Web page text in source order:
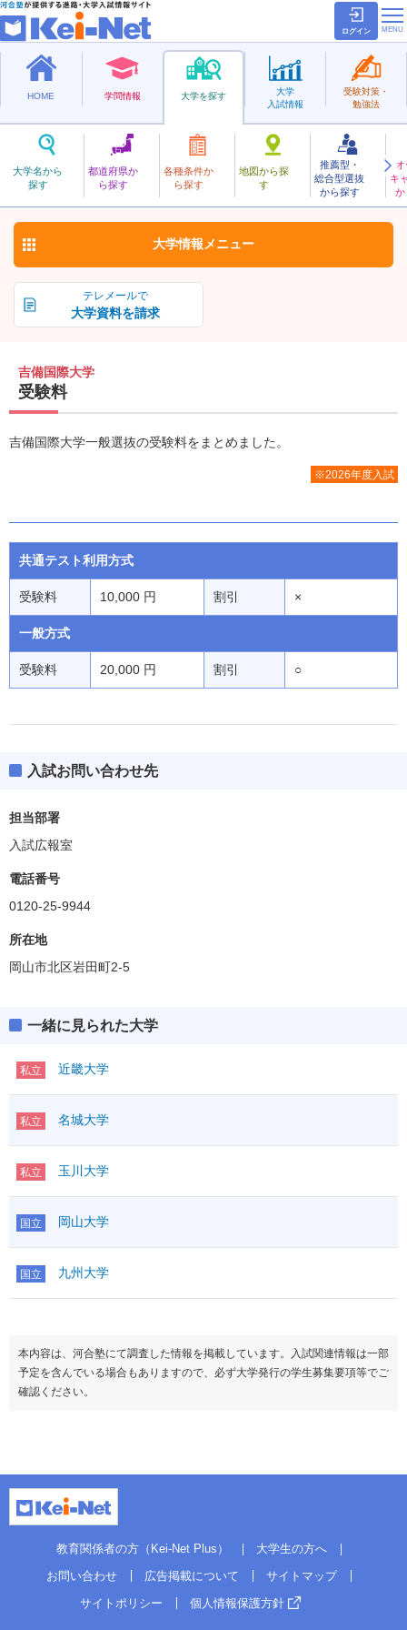
ログイン
HOME 学問情報 大学を探す
大学名から
探す
都道府県か
ら探す
各種条件か
ら探す
地図から探
す
推薦型・
総合型選抜
から探す
キ
か
大学
入試情報
受験対策・
勉強法
私立
きびこくさい
吉備国際大学 お気に入り
テレメールで
大学資料を請求
大学情報 メニュー
吉備国際大学
受験料
吉備国際大学一般選抜の受験料をまとめました。
※2026年度入試
共通テスト利用方式
受験料 10,000 円 割引 ×
一般方式
受験料 20,000 円 割引 ○
入試お問い合わせ先
担当部署
入試広報室
電話番号
0120-25-9944
所在地
岡山市北区岩田町2-5
一緒に見られた大学
私立 近畿大学
私立 名城大学
私立 玉川大学
国立 岡山大学
国立 九州大学
本内容は、河合塾にて調査した情報を掲載しています。入試関連情報は一部
予定を含んでいる場合もありますので、必ず大学発行の学生募集要項等でご
確認ください。
教育関係者の方（Kei-Net Plus）
大学生の方へ
お問い合わせ
広告掲載について
サイトマップ
サイトポリシー
個人情報保護方針